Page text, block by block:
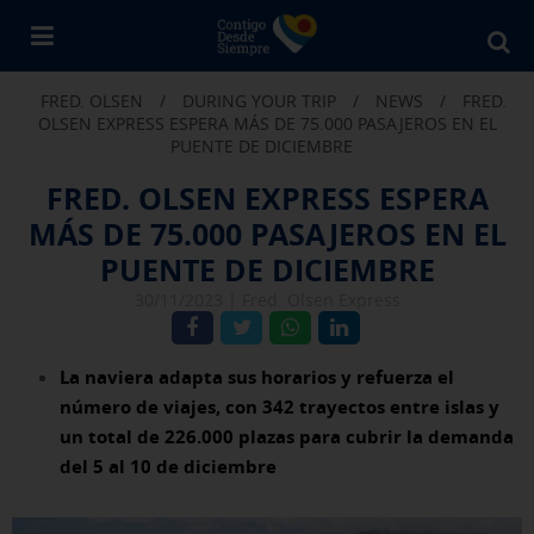
FRED. OLSEN / DURING YOUR TRIP / NEWS /
FRED.
OLSEN EXPRESS ESPERA MÁS DE 75.000 PASAJEROS EN EL
PUENTE DE DICIEMBRE
FRED. OLSEN EXPRESS ESPERA
MÁS DE 75.000 PASAJEROS EN EL
PUENTE DE DICIEMBRE
La naviera adapta sus horarios y refuerza el
número de viajes, con 342 trayectos entre islas y
un total de 226.000 plazas para cubrir la demanda
del 5 al 10 de diciembre